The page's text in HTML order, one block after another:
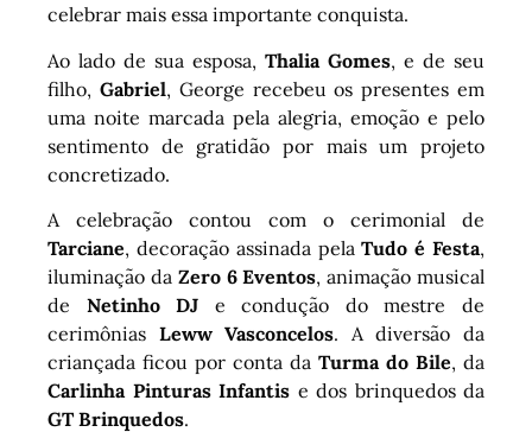
celebrar mais essa importante conquista.
Ao lado de sua esposa, Thalia Gomes, e de seu
filho, Gabriel, George recebeu os presentes em
uma noite marcada pela alegria, emoção e pelo
sentimento de gratidão por mais um projeto
concretizado.
A celebração contou com o cerimonial de
Tarciane, decoração assinada pelaTudo é Festa,
iluminação da Zero 6 Eventos, animação musical
de Netinho DJ e condução do mestre de
cerimônias Leww Vasconcelos. A diversão da
criançada ficou por conta da Turma do Bile, da
Carlinha Pinturas Infantis e dos brinquedos da
GT Brinquedos.